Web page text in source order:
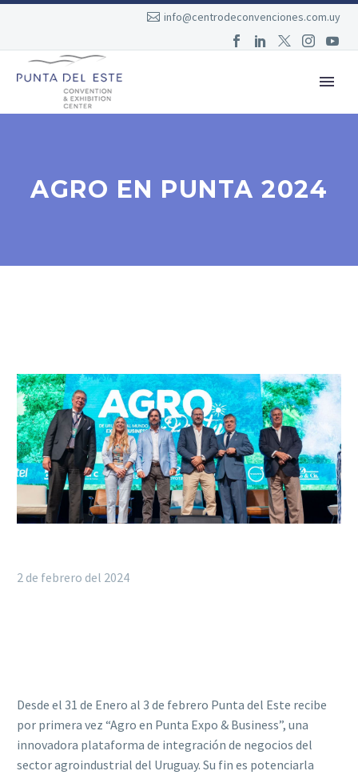
info@centrodeconvenciones.com.uy
AGRO EN PUNTA 2024
2 de febrero del 2024
Desde el 31 de Enero al 3 de febrero Punta del Este recibe
por primera vez “Agro en Punta Expo & Business”, una
innovadora plataforma de integración de negocios del
sector agroindustrial del Uruguay. Su fin es potenciarla